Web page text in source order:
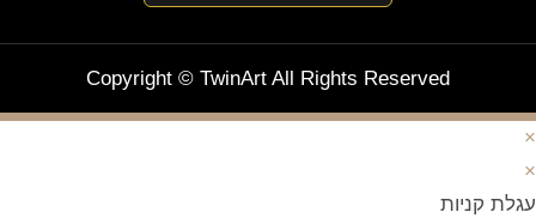
Copyright © TwinArt All Rights Reserved
×
×
עגלת קניות